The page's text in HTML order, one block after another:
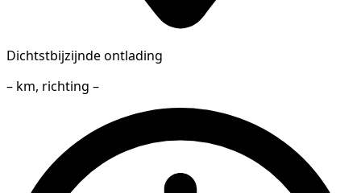
Dichtstbijzijnde ontlading
– km, richting –